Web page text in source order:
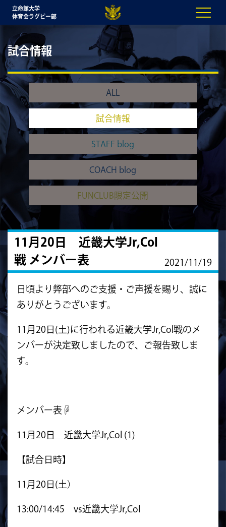
立命館大学
体育会ラグビー部
試合情報
ALL
試合情報
STAFF blog
COACH blog
FUNCLUB限定公開
11月20日 近畿大学Jr,Col
戦 メンバー表
2021/11/19
日頃より弊部へのご支援・ご声援を賜り、誠に
ありがとうございます。
11月20日(土)に行われる近畿大学Jr,Col戦のメ
ンバーが決定致しましたので、ご報告致しま
す。
メンバー表☟
11月20日 近畿大学Jr,Col (1)
【試合日時】
11月20日(土）
13:00/14:45 vs近畿大学Jr,Col